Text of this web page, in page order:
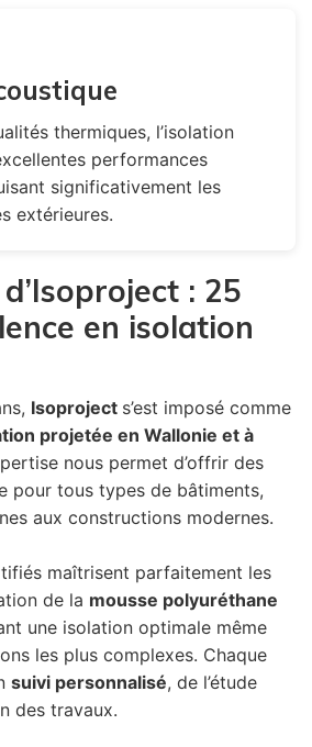
thermiques, l’isolation
performances
significativement les
extérieures.
: 25
en isolation
Isoproject s’est imposé comme
projetée en Wallonie et à
nous permet d’offrir des
pour tous types de bâtiments,
aux constructions modernes.
maîtrisent parfaitement les
de la mousse polyuréthane
une isolation optimale même
les plus complexes. Chaque
suivi personnalisé, de l’étude
des travaux.